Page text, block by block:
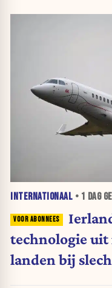
INTERNATIONAAL • 1 DAG
technologie
landen bij